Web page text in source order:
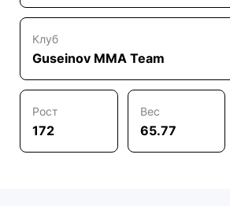
Клуб
Guseinov MMA Team
Рост
172
Вес
65.77